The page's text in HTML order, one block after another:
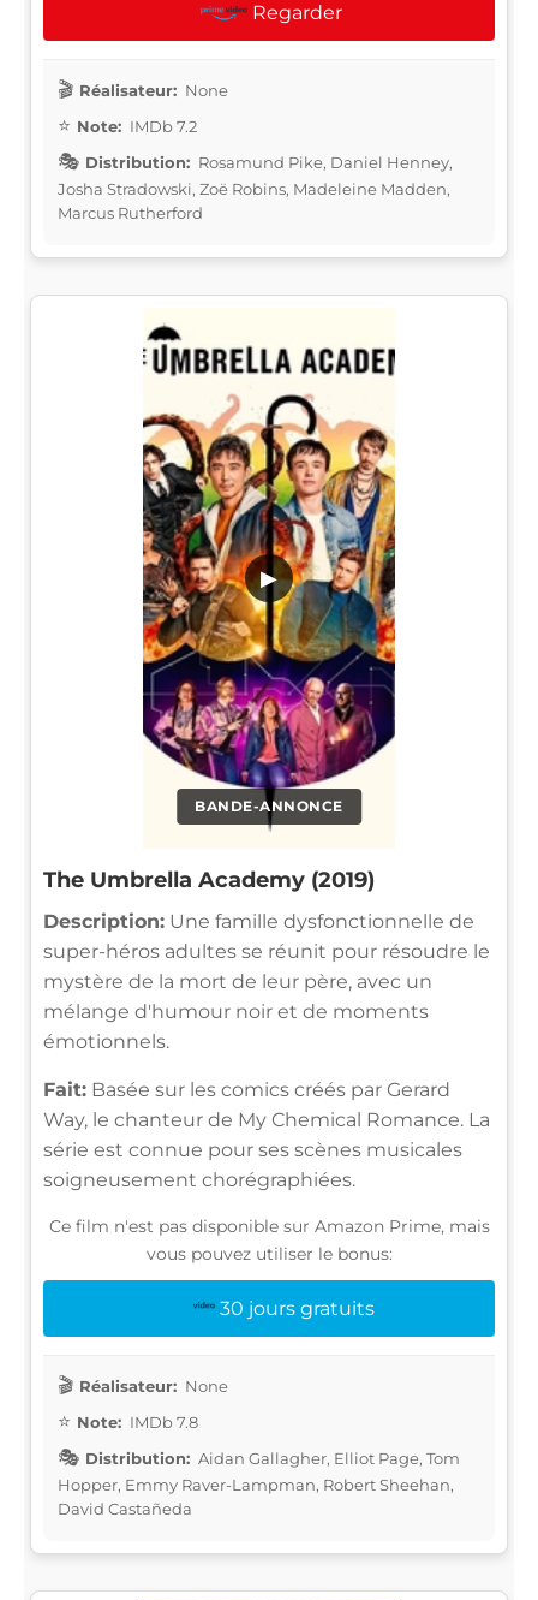
Regarder
Réalisateur: None
Note: IMDb 7.2
Distribution: Rosamund Pike, Daniel Henney,
Josha Stradowski, Zoë Robins, Madeleine Madden,
Marcus Rutherford
BANDE-ANNONCE
▶
The Umbrella Academy (2019)
Description: Une famille dysfonctionnelle de
super-héros adultes se réunit pour résoudre le
mystère de la mort de leur père, avec un
mélange d'humour noir et de moments
émotionnels.
Fait: Basée sur les comics créés par Gerard
Way, le chanteur de My Chemical Romance. La
série est connue pour ses scènes musicales
soigneusement chorégraphiées.
Ce film n'est pas disponible sur Amazon Prime, mais
vous pouvez utiliser le bonus:
30 jours gratuits
Réalisateur: None
Note: IMDb 7.8
Distribution: Aidan Gallagher, Elliot Page, Tom
Hopper, Emmy Raver-Lampman, Robert Sheehan,
David Castañeda